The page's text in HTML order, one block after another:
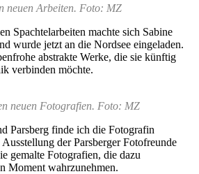
neuen Arbeiten. Foto: MZ
Spachtelarbeiten machte sich Sabine
wurde jetzt an die Nordsee eingeladen.
abstrakte Werke, die sie künftig
verbinden möchte.
neuen Fotografien. Foto: MZ
Parsberg finde ich die Fotografin
der Parsberger Fotofreunde
gemalte Fotografien, die dazu
Moment wahrzunehmen.